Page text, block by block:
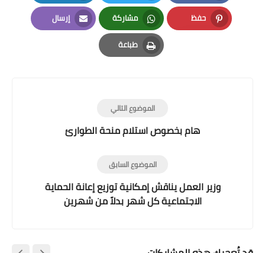
Facebook
Twitter
LinkedIn
حفظ
Pinterest
مشاركة
Whatsapp
إرسال
Email
طباعة
Print
الموضوع التالي
هام بخصوص استلام منحة الطوارئ
الموضوع السابق
وزير العمل يناقش إمكانية توزيع إعانة الحماية
الاجتماعية كل شهر بدلاً من شهرين